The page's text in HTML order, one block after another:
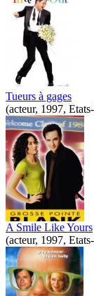
Tueurs à gages
(acteur, 1997,
A Smile Like Yours
(acteur, 1997,